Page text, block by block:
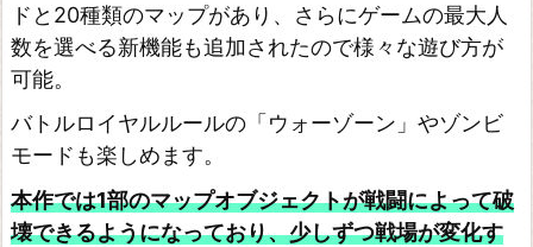
e
d!
王
国
の
フ
ル
ドと20種類のマップがあり、さらにゲームの最大人
数を選べる新機能も追加されたので様々な遊び方が
可能。
バトルロイヤルルールの「ウォーゾーン」やゾンビ
モードも楽しめます。
本作では1部のマップオブジェクトが戦闘によって破
壊できるようになっており、少しずつ戦場が変化す